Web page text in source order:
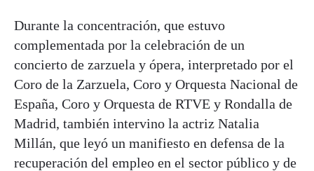
Durante la concentración, que estuvo
complementada por la celebración de un
concierto de zarzuela y ópera, interpretado por el
Coro de la Zarzuela, Coro y Orquesta Nacional de
España, Coro y Orquesta de RTVE y Rondalla de
Madrid, también intervino la actriz Natalia
Millán, que leyó un manifiesto en defensa de la
recuperación del empleo en el sector público y de